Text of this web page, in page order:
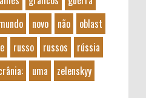
novo não
oblast
russo russos
rússia
uma zelenskyy